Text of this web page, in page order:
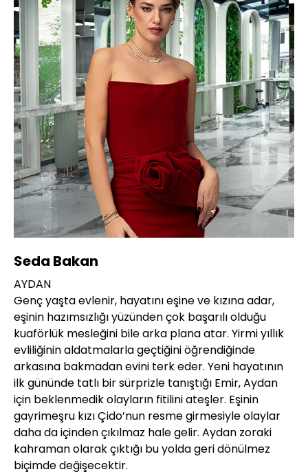
Seda Bakan
AYDAN
Genç yaşta evlenir, hayatını eşine ve kızına adar,
eşinin hazımsızlığı yüzünden çok başarılı olduğu
kuaförlük mesleğini bile arka plana atar. Yirmi yıllık
evliliğinin aldatmalarla geçtiğini öğrendiğinde
arkasına bakmadan evini terk eder. Yeni hayatının
ilk gününde tatlı bir sürprizle tanıştığı Emir, Aydan
için beklenmedik olayların fitilini ateşler. Eşinin
gayrimeşru kızı Çido’nun resme girmesiyle olaylar
daha da içinden çıkılmaz hale gelir. Aydan zoraki
kahraman olarak çıktığı bu yolda geri dönülmez
biçimde değişecektir.